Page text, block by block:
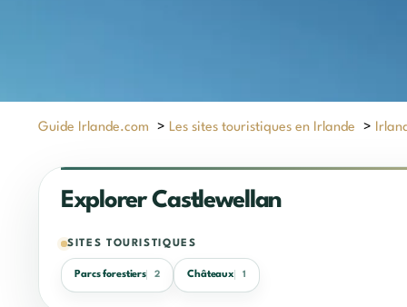
Guide Irlande.com > Les sites touristiques en Irlande >
Explorer Castlewellan
SITES TOURISTIQUES
Parcs forestiers 2 Châteaux 1